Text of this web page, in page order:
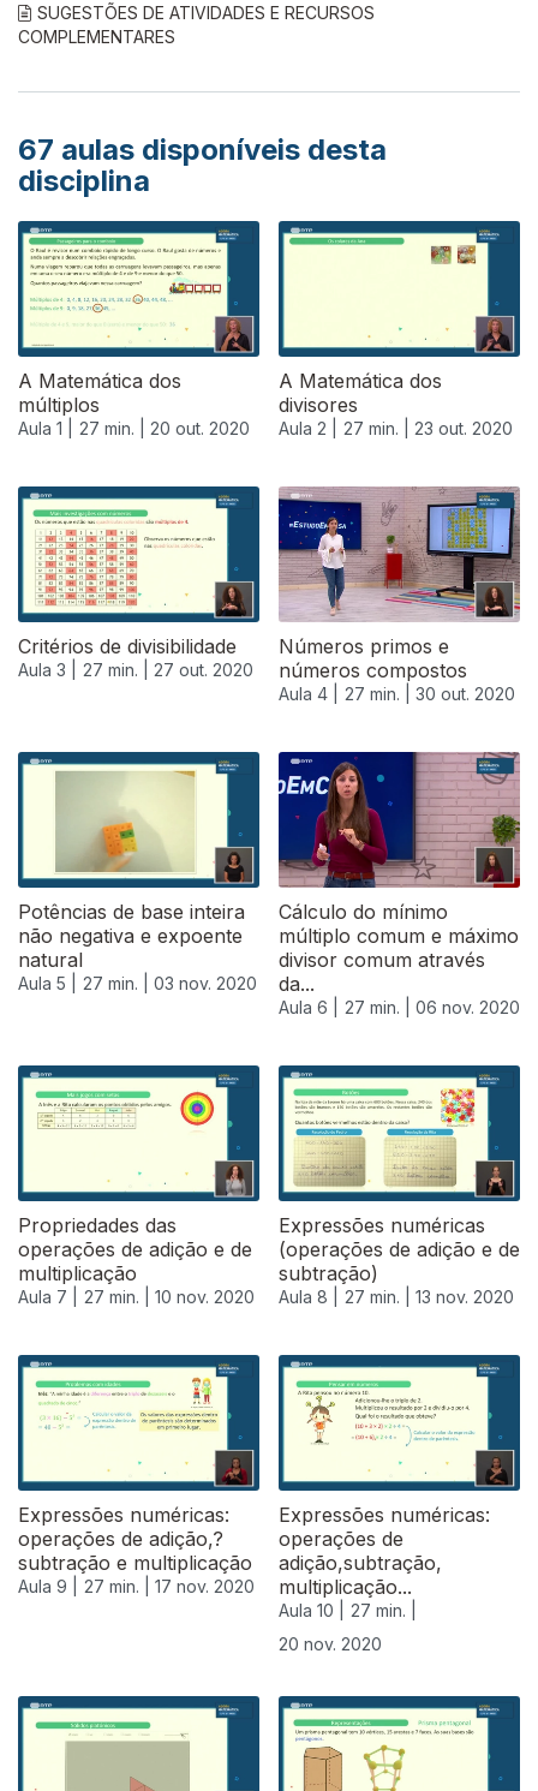
SUGESTÕES DE ATIVIDADES E RECURSOS
COMPLEMENTARES
67 aulas disponíveis desta
disciplina
A Matemática dos
múltiplos
Aula 1 | 27 min. | 20 out. 2020
A Matemática dos
divisores
Aula 2 | 27 min. | 23 out. 2020
Critérios de divisibilidade
Aula 3 | 27 min. | 27 out. 2020
Números primos e
números compostos
Aula 4 | 27 min. | 30 out. 2020
Potências de base inteira
não negativa e expoente
natural
Aula 5 | 27 min. | 03 nov. 2020
Cálculo do mínimo
múltiplo comum e máximo
divisor comum através
da...
Aula 6 | 27 min. | 06 nov. 2020
Propriedades das
operações de adição e de
multiplicação
Aula 7 | 27 min. | 10 nov. 2020
Expressões numéricas
(operações de adição e de
subtração)
Aula 8 | 27 min. | 13 nov. 2020
Expressões numéricas:
operações de adição,?
subtração e multiplicação
Aula 9 | 27 min. | 17 nov. 2020
Expressões numéricas:
operações de
adição,subtração,
multiplicação...
Aula 10 |
27 min. |
20 nov. 2020
508718